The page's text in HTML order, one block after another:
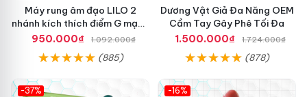
Máy rung âm đạo LILO 2
nhánh kích thích điểm G mạnh
mẽ
950.000₫ 1.092.000₫
(885)
Dương Vật Giả Đa Năng OEM
Cầm Tay Gây Phê Tối Đa
1.500.000₫
1.724.000₫
(878)
-37%
-16%